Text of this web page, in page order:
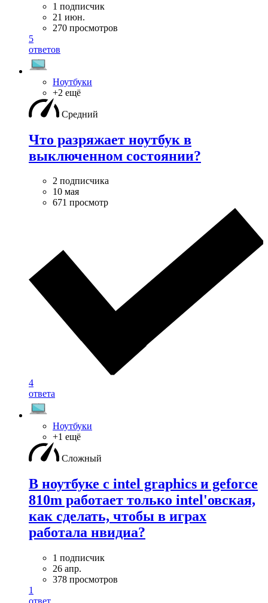
1 подписчик
21 июн.
270 просмотров
5
ответов
Ноутбуки
+2 ещё
Средний
Что разряжает ноутбук в
выключенном состоянии?
2 подписчика
10 мая
671 просмотр
4
ответа
Ноутбуки
+1 ещё
Сложный
В ноутбуке с intel graphics и geforce
810m работает только intel'овская,
как сделать, чтобы в играх
работала нвидиа?
1 подписчик
26 апр.
378 просмотров
1
ответ